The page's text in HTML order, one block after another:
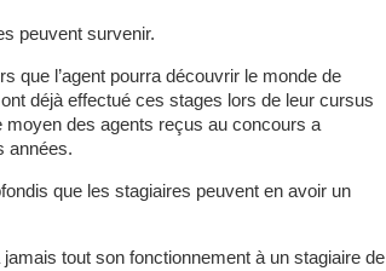
peuvent survenir.
que l’agent pourra découvrir le monde de
ont déjà effectué ces stages lors de leur cursus
moyen des agents reçus au concours a
années.
que les stagiaires peuvent en avoir un
tout son fonctionnement à un stagiaire de